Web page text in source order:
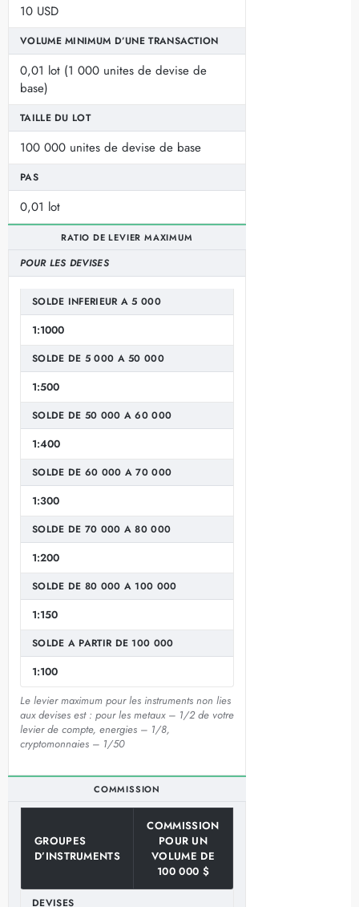
10 USD
VOLUME MINIMUM D’UNE TRANSACTION
0,01 lot (1 000 unites de devise de
base)
TAILLE DU LOT
100 000 unites de devise de base
PAS
0,01 lot
RATIO DE LEVIER MAXIMUM
POUR LES DEVISES
SOLDE INFERIEUR A 5 000
1:1000
SOLDE DE 5 000 A 50 000
1:500
SOLDE DE 50 000 A 60 000
1:400
SOLDE DE 60 000 A 70 000
1:300
SOLDE DE 70 000 A 80 000
1:200
SOLDE DE 80 000 A 100 000
1:150
SOLDE A PARTIR DE 100 000
1:100
Le levier maximum pour les instruments non lies
aux devises est : pour les metaux – 1/2 de votre
levier de compte, energies – 1/8,
cryptomonnaies – 1/50
COMMISSION
GROUPES
D’INSTRUMENTS
COMMISSION
POUR UN
VOLUME DE
100 000 $
DEVISES